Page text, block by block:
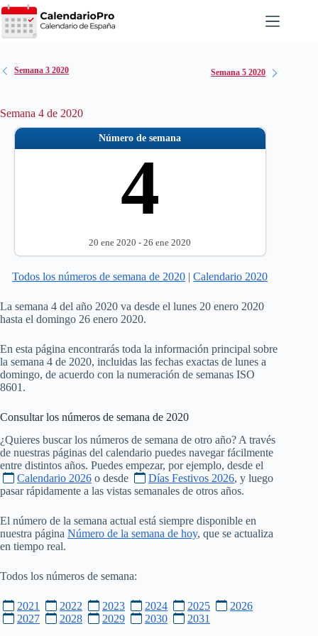
Saltar
al
contenido
Semana 3 2020 Semana 5 2020
Semana 4 de 2020
Número de semana
4
20 ene 2020 - 26 ene 2020
Todos los números de semana de 2020 |Calendario 2020
La semana 4 del año 2020 va desde el lunes 20 enero 2020
hasta el domingo 26 enero 2020.
En esta página encontrarás toda la información principal sobre
la semana 4 de 2020, incluidas las fechas exactas de lunes a
domingo, de acuerdo con la numeración de semanas ISO
8601.
Consultar los números de semana de 2020
¿Quieres buscar los números de semana de otro año? A través
de nuestras páginas del calendario puedes navegar fácilmente
entre distintos años. Puedes empezar, por ejemplo, desde el
Calendario 2026 o desde Días Festivos 2026, y luego
pasar rápidamente a las vistas semanales de otros años.
El número de la semana actual está siempre disponible en
nuestra página Número de la semana de hoy, que se actualiza
en tiempo real.
Todos los números de semana:
2021 2022 2023 2024 2025
2026
2027
2028 2029 2030 2031